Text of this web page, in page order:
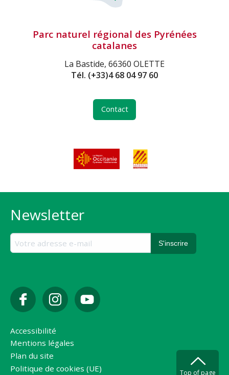
Parc naturel régional des Pyrénées
catalanes
La Bastide, 66360 OLETTE
Tél. (+33)4 68 04 97 60
Contact
Newsletter
Accessibilité
Mentions légales
Plan du site
Politique de cookies (UE)
Top of page